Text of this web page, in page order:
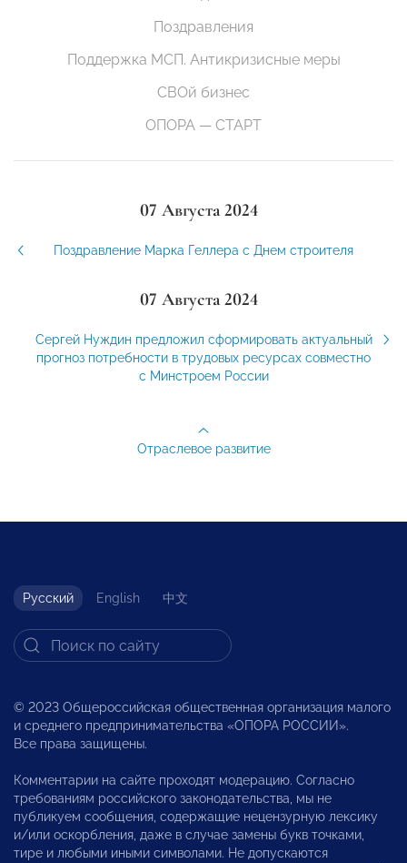
Поздравления
Поддержка МСП. Антикризисные меры
СВОй бизнес
ОПОРА — СТАРТ
07 Августа 2024
Поздравление Марка Геллера с Днем строителя
07 Августа 2024
Сергей Нуждин предложил сформировать актуальный
прогноз потребности в трудовых ресурсах совместно
с Минстроем России
Отраслевое развитие
Русский English 中文
© 2023 Общероссийская общественная организация малого
и среднего предпринимательства «ОПОРА РОССИИ».
Все права защищены.
Комментарии на сайте проходят модерацию. Согласно
требованиям российского законодательства, мы не
публикуем сообщения, содержащие нецензурную лексику
и/или оскорбления, даже в случае замены букв точками,
тире и любыми иными символами. Не допускаются